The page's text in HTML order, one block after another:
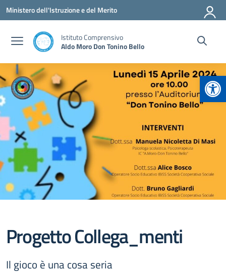
Vai ai contenuti
Vai al menu di navigazione
Vai al footer
Ministero dell'Istruzione e del Merito
Istituto Comprensivo
Aldo Moro Don Tonino Bello
Progetto Collega_menti
Il gioco è una cosa seria